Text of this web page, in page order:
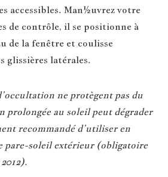
accessibles. Man½uvrez votre
de contrôle, il se positionne à
de la fenêtre et coulisse
glissières latérales.
ne protègent pas du
prolongée au soleil peut dégrader
recommandé d’utiliser en
pare-soleil extérieur (obligatoire